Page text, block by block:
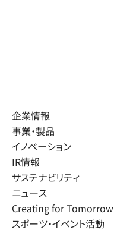
企業情報
事業・製品
イノベーション
IR情報
サステナビリティ
ニュース
Creating for Tomorrow
スポーツ・イベント活動